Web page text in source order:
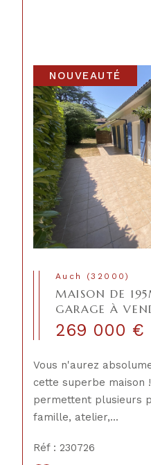
NOUVEAUTÉ
Auch (32000)
MAISON DE
GARAGE À
269 000 €
Vous n'aurez
cette superbe maison
permettent plusieurs
famille, atelier,...
Réf : 230726